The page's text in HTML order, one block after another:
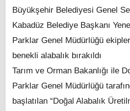
Büyükşehir Belediyesi Genel
Kabadüz Belediye Başkanı
Parklar Genel Müdürlüğü
benekli alabalık bırakıldı
Tarım ve Orman Bakanlığı ile
Parklar Genel Müdürlüğü
başlatılan “Doğal Alabalık